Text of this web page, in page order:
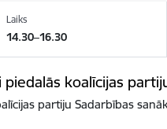
Laiks
14.30–16.30
koalīcijas
partiju Sadarbības